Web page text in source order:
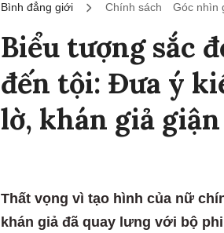
Bình đẳng giới Chính sách Góc nhìn
Biểu tượng sắc
đến tội: Đưa ý
lờ, khán giả
Thất vọng vì tạo hình của nữ
khán giả đã quay lưng với bộ